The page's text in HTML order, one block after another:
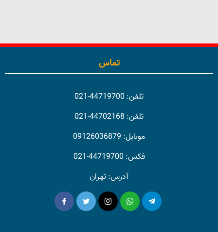
تماس
تلفن: 44719700-021
تلفن: 44702168-021
موبایل: 09126036879
فکس: 44719700-021
آدرس: تهران